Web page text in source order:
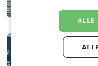
Juni
Der
RETAIL
Kühl-
ALLE